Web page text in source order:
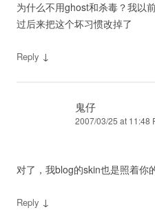
为什么不用ghost和杀毒？我以
过后来把这个坏习惯改掉了
Reply ↓
鬼仔
2007/03/25 at 11:48
对了，我blog的skin也是照着你
Reply ↓